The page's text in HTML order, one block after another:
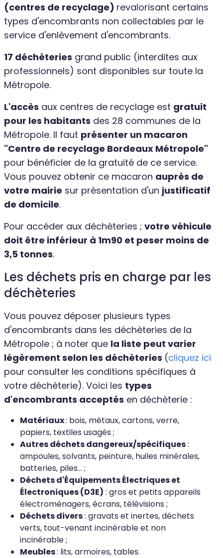
(centres de recyclage) revalorisant certains
types d'encombrants non collectables par le
service d'enlèvement d'encombrants.
17 déchèteries grand public (interdites aux
professionnels) sont disponibles sur toute la
Métropole.
L'accès aux centres de recyclage est gratuit
pour les habitants des 28 communes de la
Métropole. Il faut présenter un macaron
"Centre de recyclage Bordeaux Métropole"
pour bénéficier de la gratuité de ce service.
Vous pouvez obtenir ce macaron auprès de
votre mairie sur présentation d'un justificatif
de domicile.
Pour accéder aux déchèteries ; votre véhicule
doit être inférieur à 1m90 et peser moins de
3,5 tonnes.
Les déchets pris en charge par les
déchèteries
Vous pouvez déposer plusieurs types
d'encombrants dans les déchèteries de la
Métropole ; à noter que la liste peut varier
légèrement selon les déchèteries (cliquez ici
pour consulter les conditions spécifiques à
votre déchèterie). Voici les types
d'encombrants acceptés en déchèterie :
Matériaux: bois, métaux, cartons, verre,
papiers, textiles usagés ;
Autres déchets dangereux/spécifiques:
ampoules, solvants, peinture, huiles minérales,
batteries, piles... ;
Déchets d'Équipements Électriques et
Électroniques (D3E) : gros et petits appareils
électroménagers, écrans, télévisions ;
Déchets divers: gravats et inertes, déchets
verts, tout-venant incinérable et non
incinérable ;
Meubles: lits, armoires, tables.